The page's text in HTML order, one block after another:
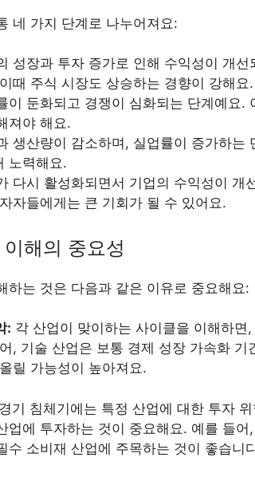
네 가지 단계로 나누어져요:
성장과 투자 증가로 인해 수익성이 개
때 주식 시장도 상승하는 경향이 강해요.
이 둔화되고 경쟁이 심화되는 단계예요.
져야 해요.
생산량이 감소하며, 실업률이 증가하는
노력해요.
다시 활성화되면서 기업의 수익성이 개
자들에게는 큰 기회가 될 수 있어요.
해의 중요성
하는 것은 다음과 같은 이유로 중요해요:
: 각 산업이 맞이하는 사이클을 이해하
, 기술 산업은 보통 경제 성장 가속화
릴 가능성이 높아져요.
경기 침체기에는 특정 산업에 대한 투자
업에 투자하는 것이 중요해요. 예를 들
수 소비재 산업에 주목하는 것이 좋습니